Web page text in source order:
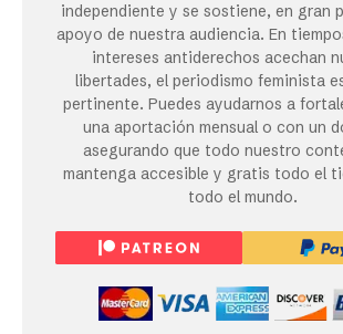
independiente y se sostiene, en gran
apoyo de nuestra audiencia. En
intereses antiderechos acechan
libertades, el periodismo feminista
pertinente. Puedes ayudarnos a
una aportación mensual o con un
asegurando que todo nuestro
mantenga accesible y gratis todo el
todo el mundo.